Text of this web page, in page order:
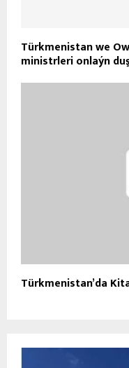
Türkmenistan we
ministrleri onlaýn
Türkmenistan’da